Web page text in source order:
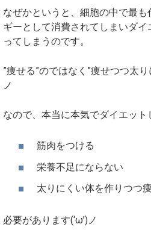
なぜかというと、細胞の中で最
ギーとして消費されてしまいダ
ってしまうのです。
”痩せる”のではなく ”痩せつつ太
ノ
なので、本当に本気でダイエット
筋肉をつける
栄養不足にならない
太りにくい体を作りつつ
必要があります(‘ω’)ノ